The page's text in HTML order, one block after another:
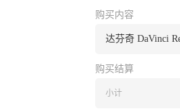
购买内容
达芬奇 DaVinci
购买结算
小计